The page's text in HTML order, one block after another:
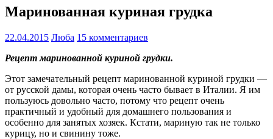
Маринованная куриная грудка
22.04.2015 Люба 15 комментариев
Рецепт маринованной куриной грудки.
Этот замечательный рецепт маринованной куриной грудки —
от русской дамы, которая очень часто бывает в Италии. Я им
пользуюсь довольно часто, потому что рецепт очень
практичный и удобный для домашнего пользования и
особенно для занятых хозяек. Кстати, мариную так не только
курицу, но и свинину тоже.